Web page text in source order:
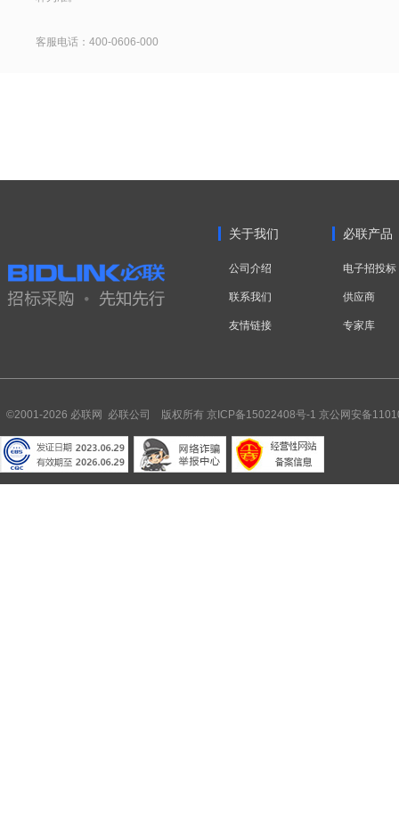
客服电话：400-0606-000
关于我们
公司介绍
联系我们
友情链接
必联产品
电子招投标
供应商
专家库
©2001-2026 必联网 必联公司 版权所有 京ICP备15022408号-1 京公网安备